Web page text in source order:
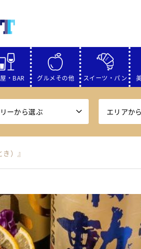
・BAR グルメその他 スイーツ・パン
ーから選ぶ エリアか
）』